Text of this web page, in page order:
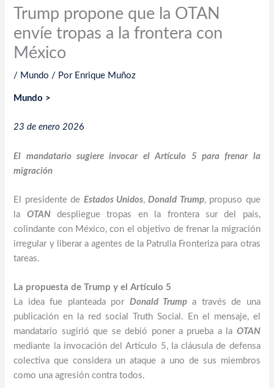
Trump propone que la OTAN
envíe tropas a la frontera con
México
/ Mundo / Por Enrique Muñoz
Mundo >
23 de enero 2026
El mandatario sugiere invocar el Artículo 5 para frenar la
migración
El presidente de Estados Unidos,Donald Trump, propuso que
la OTANdespliegue tropas en la frontera sur del país,
colindante con México, con el objetivo de frenar la migración
irregular y liberar a agentes de la Patrulla Fronteriza para otras
tareas.
La propuesta de Trump y el Artículo 5
La idea fue planteada por Donald Trumpa través de una
publicación en la red social Truth Social. En el mensaje, el
mandatario sugirió que se debió poner a prueba a la OTAN
mediante la invocación del Artículo 5, la cláusula de defensa
colectiva que considera un ataque a uno de sus miembros
como una agresión contra todos.